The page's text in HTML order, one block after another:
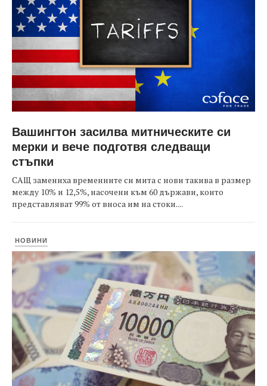
Вашингтон засилва митническите си
мерки и вече подготвя следващи
стъпки
САЩ замениха временните си мита с нови такива в размер
между 10% и 12,5%, насочени към 60 държави, които
представляват 99% от вноса им на стоки....
НОВИНИ